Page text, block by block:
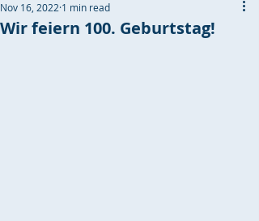
Wir feiern 100. Geburtstag!
Nov 16, 2022 1 min read